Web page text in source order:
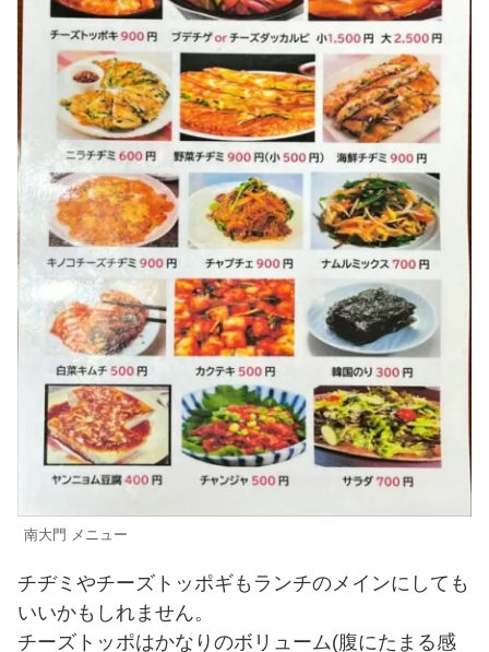
南大門 メニュー
チヂミやチーズトッポギもランチのメインにしても
いいかもしれません。
チーズトッポはかなりのボリューム(腹にたまる感